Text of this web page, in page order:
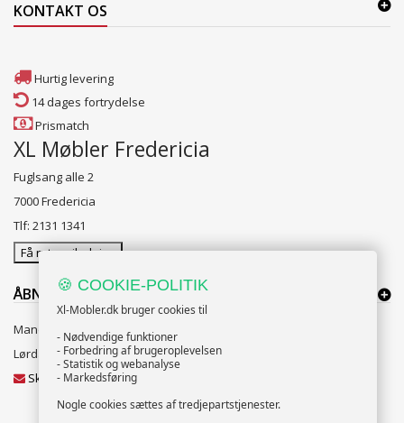
KONTAKT OS
Hurtig levering
14 dages fortrydelse
Prismatch
XL Møbler Fredericia
Fuglsang alle 2
7000 Fredericia
Tlf: 2131 1341
Få rutevejledning
ÅBNINGSTIDER:
Mandag til Fredag 10:00 til 18:00
Lørdag og Søndag 10:00 til 16:00
Skriv til vores kundeservice
🍪 COOKIE-POLITIK
Xl-Mobler.dk bruger cookies til
- Nødvendige funktioner
- Forbedring af brugeroplevelsen
- Statistik og webanalyse
- Markedsføring
Nogle cookies sættes af tredjepartstjenester.